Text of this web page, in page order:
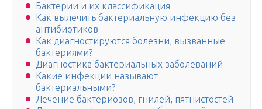
Бактерии и их классификация
Как вылечить бактериальную инфекцию без
антибиотиков
Как диагностируются болезни, вызванные
бактериями?
Диагностика бактериальных заболеваний
Какие инфекции называют
бактериальными?
Лечение бактериозов, гнилей, пятнистостей